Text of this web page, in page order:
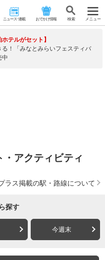
ニュース･連載 おでかけ情報 検 索 メニュー
テルがセット】
！「みなとみらいフェスティバ
中
アクティビティ
ラス掲載の駅・路線について
探す
今週末